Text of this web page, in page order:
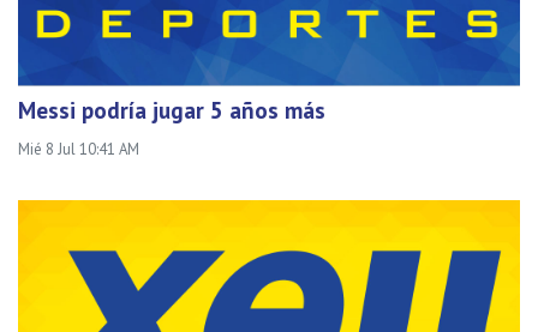
Messi podría jugar 5 años más
Mié 8 Jul 10:41 AM